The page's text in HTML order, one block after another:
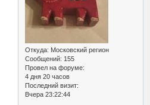
Откуда: Московский регион
Сообщений: 155
Провел на форуме:
4 дня 20 часов
Последний визит:
Вчера 23:22:44